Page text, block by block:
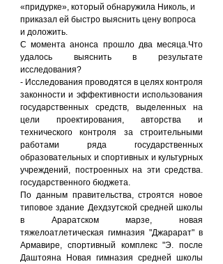
«придурке», который обнаружила Николь, и
приказал ей быстро выяснить цену вопроса
и доложить.
С момента анонса прошло два месяца.Что
удалось выяснить в результате
исследования?
- Исследования проводятся в целях контроля
законности и эффективности использования
государственных средств, выделенных на
цели проектирования, авторства и
технического контроля за строительными
работами ряда государственных
образовательных и спортивных и культурных
учреждений, построенных на эти средства.
государственного бюджета.
По данным правительства, строятся новое
типовое здание Дехдзутской средней школы
в Араратском марзе, новая
тяжелоатлетическая гимназия "Джарарат" в
Армавире, спортивный комплекс "Э. после
Даштояна Новая гимназия средней школы